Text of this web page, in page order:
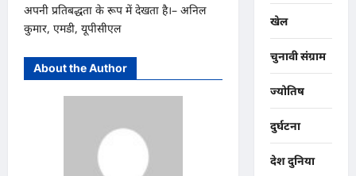
अपनी प्रतिबद्धता के रूप में देखता है।– अनिल
कुमार, एमडी, यूपीसीएल
About the Author
खेल
चुनावी संग्राम
ज्योतिष
दुर्घटना
देश दुनिया